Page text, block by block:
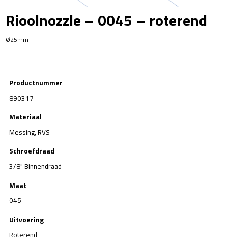
Rioolnozzle – 0045 – roterend
Ø25mm
Productnummer
890317
Materiaal
Messing, RVS
Schroefdraad
3/8" Binnendraad
Maat
045
Uitvoering
Roterend